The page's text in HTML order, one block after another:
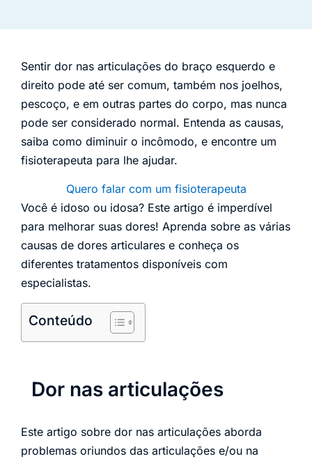
Sentir dor nas articulações do braço esquerdo e
direito pode até ser comum, também nos joelhos,
pescoço, e em outras partes do corpo, mas nunca
pode ser considerado normal. Entenda as causas,
saiba como diminuir o incômodo, e encontre um
fisioterapeuta para lhe ajudar.
Quero falar com um fisioterapeuta
Você é idoso ou idosa? Este artigo é imperdível
para melhorar suas dores! Aprenda sobre as várias
causas de dores articulares e conheça os
diferentes tratamentos disponíveis com
especialistas.
Conteúdo
Dor nas articulações
Este artigo sobre dor nas articulações aborda
problemas oriundos das articulações e/ou na